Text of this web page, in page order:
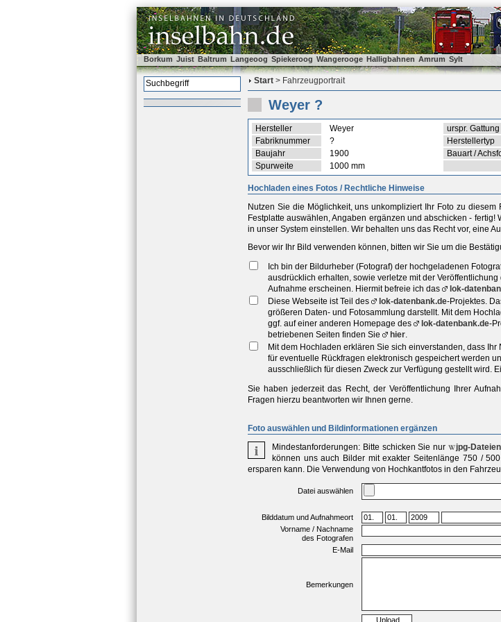
Borkum Juist Baltrum Langeoog Spiekeroog Wangerooge Halligbahnen Amrum Sylt
Start > Fahrzeugportrait
Weyer ?
Hersteller Weyer urspr. Gattung
Fabriknummer
?
Herstellertyp
Baujahr
1900 Bauart /
Spurweite
1000 mm
Hochladen eines Fotos / Rechtliche Hinweise
Nutzen Sie die Möglichkeit, uns unkompliziert Ihr Foto zu
Festplatte auswählen, Angaben ergänzen und abschicken -
in unser System einstellen. Wir behalten uns das Recht vor, eine
Bevor wir Ihr Bild verwenden können, bitten wir Sie um die
Ich bin der Bildurheber (Fotograf) der hochgeladenen
ausdrücklich erhalten, sowie verletze mit der
Aufnahme erscheinen. Hiermit befreie ich das
lok-
Diese Webseite ist Teil des
lok-datenbank.de-Projektes.
größeren Daten- und Fotosammlung darstellt. Mit dem
ggf. auf einer anderen Homepage des
lok-datenbank.de-
betriebenen Seiten finden Sie
hier.
Mit dem Hochladen erklären Sie sich einverstanden, dass
für eventuelle Rückfragen elektronisch gespeichert werden
ausschließlich für diesen Zweck zur Verfügung gestellt wird.
Sie haben jederzeit das Recht, der Veröffentlichung Ihrer
Fragen hierzu beantworten wir Ihnen gerne.
Foto auswählen und Bildinformationen ergänzen
Mindestanforderungen: Bitte schicken Sie nur jpg-Dateien
können uns auch Bilder mit exakter Seitenlänge 750 /
ersparen kann. Die Verwendung von Hochkantfotos in den
Datei auswählen
Bilddatum und Aufnahmeort
Vorname / Nachname
des Fotografen
E-Mail
Bemerkungen